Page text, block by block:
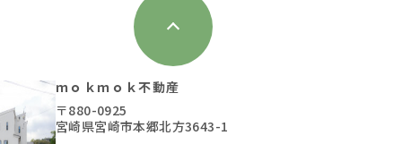
ｍｏｋｍｏｋ不動産
〒880-0925
宮崎県宮崎市本郷北方3643-1